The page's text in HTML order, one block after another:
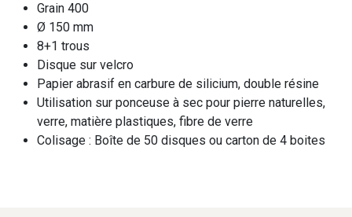
Grain 400
Ø 150 mm
8+1 trous
Disque sur velcro
Papier abrasif en carbure de silicium, double résine
Utilisation sur ponceuse à sec pour pierre naturelles,
verre, matière plastiques, fibre de verre
Colisage : Boîte de 50 disques ou carton de 4 boites